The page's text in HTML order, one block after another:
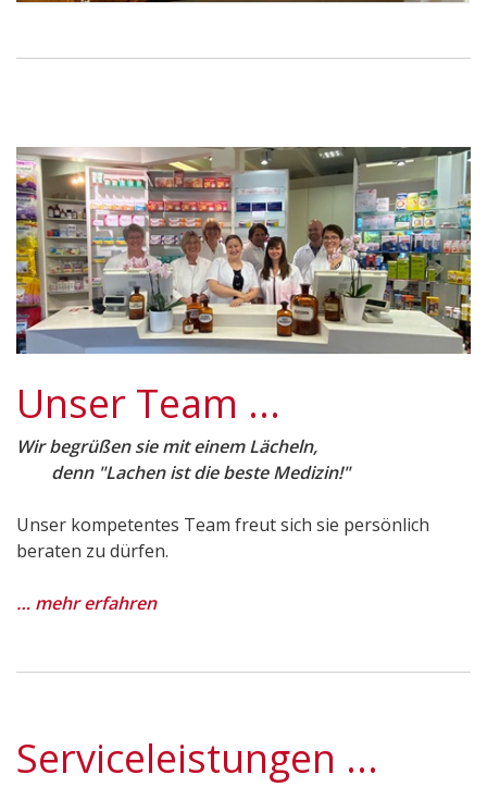
Unser Team ...
Wir begrüßen sie mit einem Lächeln,
denn "Lachen ist die beste Medizin!"
Unser kompetentes Team freut sich sie persönlich
beraten zu dürfen.
… mehr erfahren
Serviceleistungen ...